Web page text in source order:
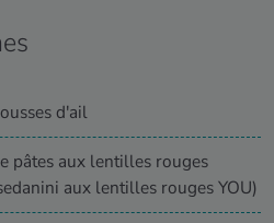
d'ail
pâtes aux lentilles rouges
aux lentilles rouges YOU)